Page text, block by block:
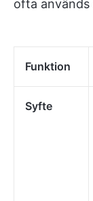
ofta används
Funktion
Syfte